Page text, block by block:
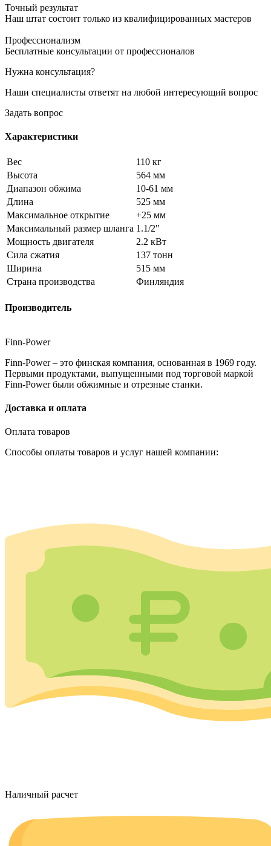
Точный результат
Наш штат состоит только из квалифицированных мастеров
Профессионализм
Бесплатные консультации от профессионалов
Нужна консультация?
Наши специалисты ответят на любой интересующий вопрос
Задать вопрос
Характеристики
Вес
110 кг
Высота
564 мм
Диапазон обжима
10-61 мм
Длина
525 мм
Максимальное открытие
+25 мм
Максимальный размер шланга 1.1/2"
Мощность двигателя
2.2 кВт
Сила сжатия
137 тонн
Ширина
515 мм
Страна производства
Финляндия
Производитель
Finn-Power
Finn-Power – это финская компания, основанная в 1969 году.
Первыми продуктами, выпущенными под торговой маркой
Finn-Power были обжимные и отрезные станки.
Доставка и оплата
Оплата товаров
Способы оплаты товаров и услуг нашей компании:
Наличный расчет